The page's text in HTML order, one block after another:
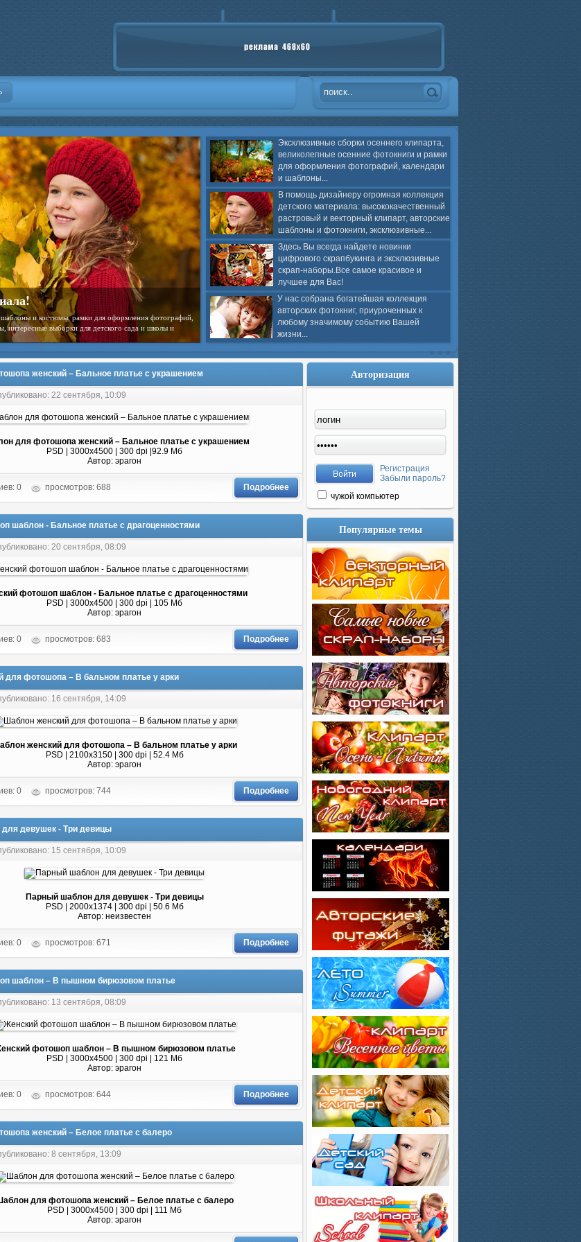
Эксклюзивные сборки осеннего клипарта,
великолепные осенние фотокниги и рамки
для оформления фотографий, календари
и шаблоны...
В помощь дизайнеру огромная коллекция
детского материала: высококачественный
растровый и векторный клипарт, авторские
шаблоны и фотокниги, эксклюзивные...
Здесь Вы всегда найдете новинки
цифрового скрапбукинга и эксклюзивные
скрап-наборы.Все самое красивое и
лучшее для Вас!
У нас собрана богатейшая коллекция
авторских фотокниг, приуроченных к
любому значимому событию Вашей
жизни...
и костюмы, рамки для оформления фотографий,
интересные выборки для детского сада и школы и
женский – Бальное платье с украшением
22 сентября, 10:09
для фотошопа женский – Бальное платье с украшением
PSD | 3000x4500 | 300 dpi |92.9 Мб
Автор: эрагон
0 просмотров: 688 Подробнее
шаблон - Бальное платье с драгоценностями
20 сентября, 08:09
фотошоп шаблон - Бальное платье с драгоценностями
PSD | 3000x4500 | 300 dpi | 105 Мб
Автор: эрагон
0 просмотров: 683 Подробнее
для фотошопа – В бальном платье у арки
16 сентября, 14:09
женский для фотошопа – В бальном платье у арки
PSD | 2100x3150 | 300 dpi | 52.4 Мб
Автор: эрагон
0 просмотров: 744 Подробнее
девушек - Три девицы
15 сентября, 10:09
Парный шаблон для девушек - Три девицы
PSD | 2000x1374 | 300 dpi | 50.6 Мб
Автор: неизвестен
0 просмотров: 671 Подробнее
шаблон – В пышном бирюзовом платье
13 сентября, 08:09
фотошоп шаблон – В пышном бирюзовом платье
PSD | 3000x4500 | 300 dpi | 121 Мб
Автор: эрагон
0 просмотров: 644 Подробнее
женский – Белое платье с балеро
8 сентября, 13:09
для фотошопа женский – Белое платье с балеро
PSD | 3000x4500 | 300 dpi | 111 Мб
Автор: эрагон
Авторизация
Регистрация
Забыли пароль?
чужой компьютер
Популярные темы